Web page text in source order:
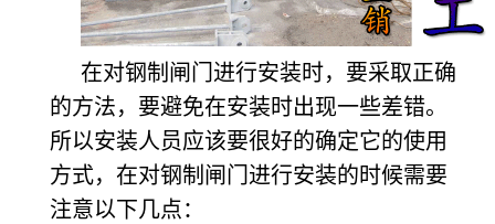
在对钢制闸门进行安装时，要采取正确
的方法，要避免在安装时出现一些差错。
所以安装人员应该要很好的确定它的使用
方式，在对钢制闸门进行安装的时候需要
注意以下几点：